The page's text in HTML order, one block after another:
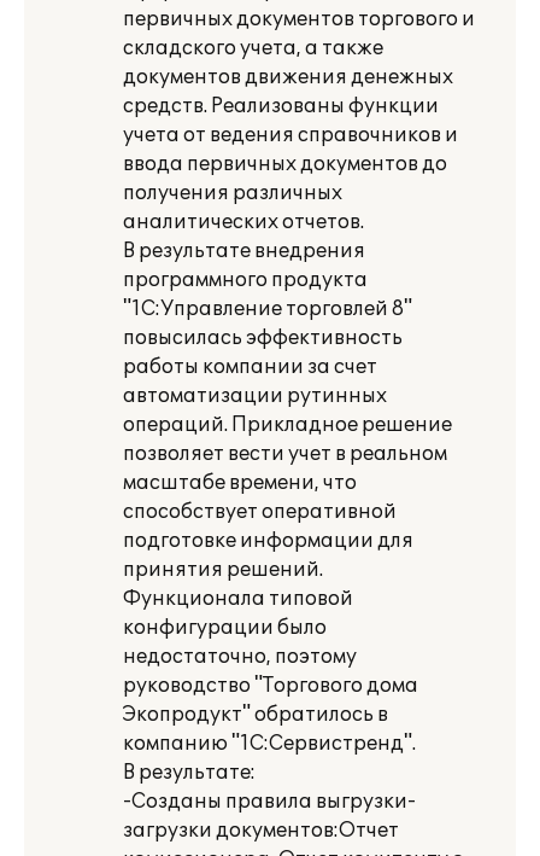
первичных документов торгового и
складского учета, а также
документов движения денежных
средств. Реализованы функции
учета от ведения справочников и
ввода первичных документов до
получения различных
аналитических отчетов.
В результате внедрения
программного продукта
"1С:Управление торговлей 8"
повысилась эффективность
работы компании за счет
автоматизации рутинных
операций. Прикладное решение
позволяет вести учет в реальном
масштабе времени, что
способствует оперативной
подготовке информации для
принятия решений.
Функционала типовой
конфигурации было
недостаточно, поэтому
руководство "Торгового дома
Экопродукт" обратилось в
компанию "1С:Сервистренд".
В результате:
-Созданы правила выгрузки-
загрузки документов:Отчет